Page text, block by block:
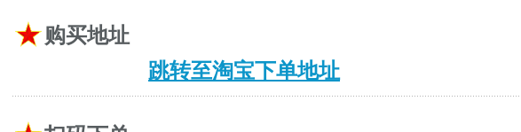
购买地址
跳转至淘宝下单地址